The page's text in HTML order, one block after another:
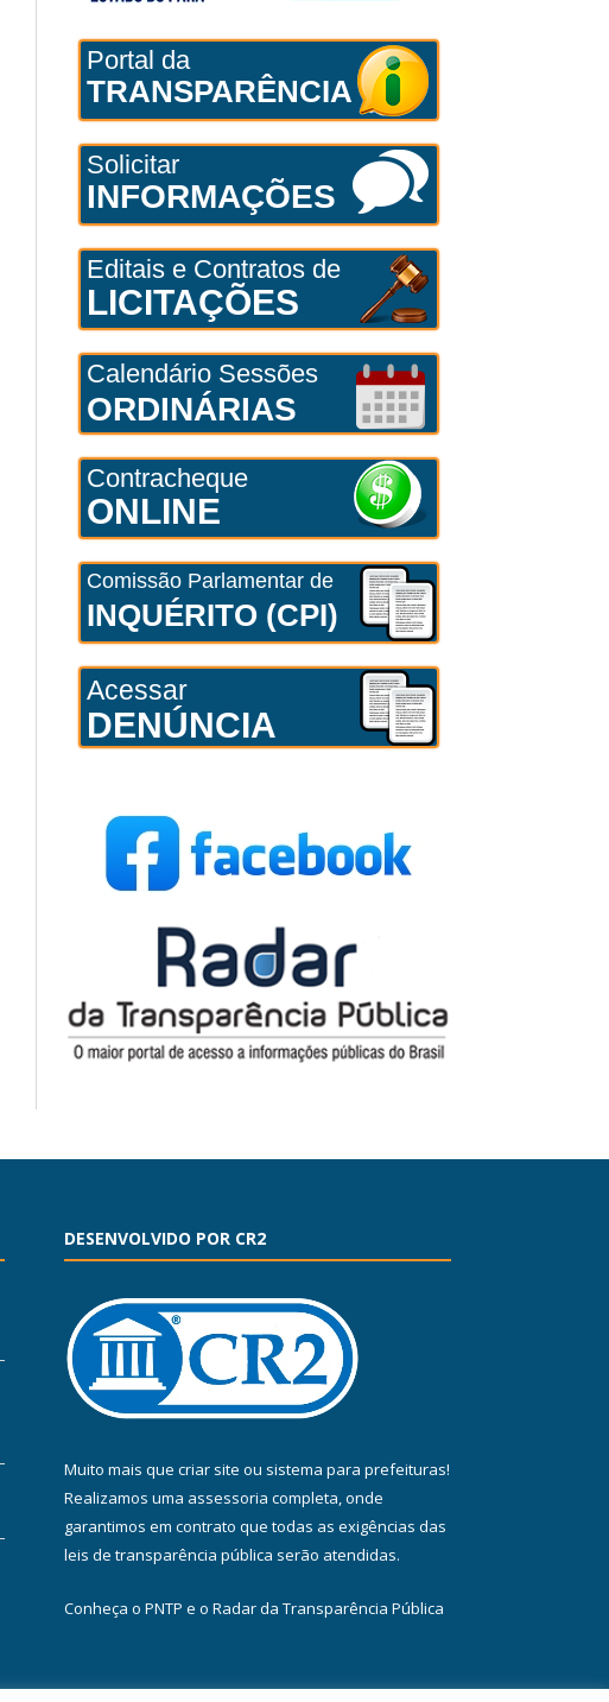
Portal da
TRANSPARÊNCIA
Solicitar
INFORMAÇÕES
Editais e Contratos de
LICITAÇÕES
Calendário Sessões
ORDINÁRIAS
Contracheque
ONLINE
Comissão Parlamentar de
INQUÉRITO (CPI)
Acessar
DENÚNCIA
DESENVOLVIDO POR CR2
Muito mais que criar site ou sistema para prefeituras!
Realizamos uma assessoria completa, onde
garantimos em contrato que todas as exigências das
leis de transparência pública serão atendidas.
Conheça o PNTP e o Radar da Transparência Pública